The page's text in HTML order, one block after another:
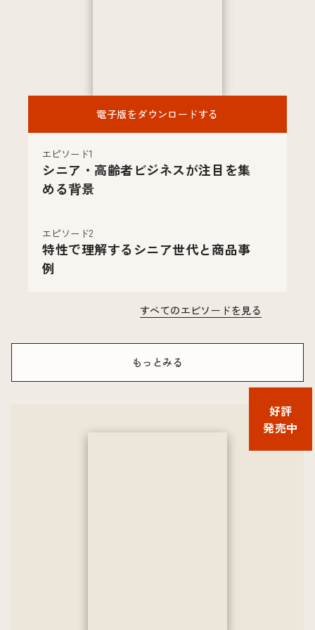
電子版をダウンロードする
エピソード1
シニア・高齢者ビジネスが注目を集
める背景
エピソード2
特性で理解するシニア世代と商品事
例
すべてのエピソードを見る
もっとみる
好評
発売中